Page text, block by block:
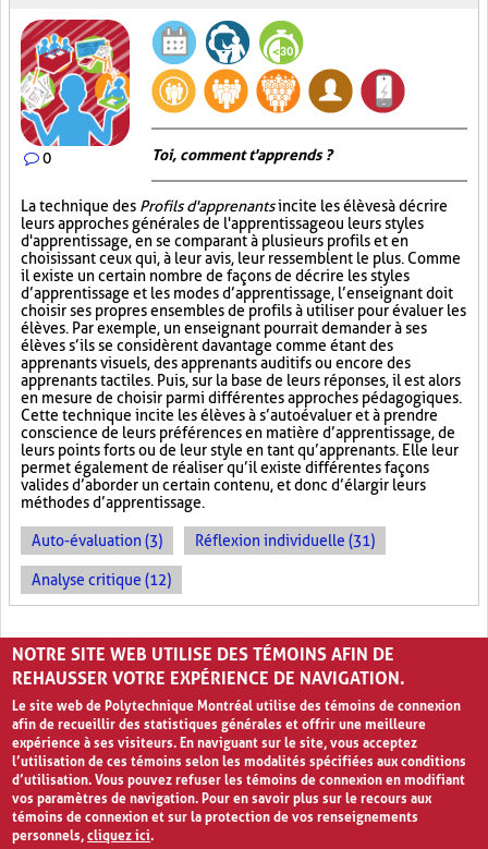
0 Toi, comment t'apprends ?
La technique des Profils d'apprenantsincite les élèves à décrire
leurs approches générales de l'apprentissage ou leurs styles
d'apprentissage, en se comparant à plusieurs profils et en
choisissant ceux qui, à leur avis, leur ressemblent le plus. Comme
il existe un certain nombre de façons de décrire les styles
d’apprentissage et les modes d’apprentissage, l’enseignant doit
choisir ses propres ensembles de profils à utiliser pour évaluer les
élèves. Par exemple, un enseignant pourrait demander à ses
élèves s’ils se considèrent davantage comme étant des
apprenants visuels, des apprenants auditifs ou encore des
apprenants tactiles. Puis, sur la base de leurs réponses, il est alors
en mesure de choisir parmi différentes approches pédagogiques.
Cette technique incite les élèves à s’autoévaluer et à prendre
conscience de leurs préférences en matière d’apprentissage, de
leurs points forts ou de leur style en tant qu’apprenants. Elle leur
permet également de réaliser qu’il existe différentes façons
valides d’aborder un certain contenu, et donc d’élargir leurs
méthodes d’apprentissage.
Auto-évaluation (3) Réflexion individuelle (31)
Analyse critique (12)
PAGES
« ‹ 1 2 3
NOTRE SITE WEB UTILISE DES TÉMOINS AFIN DE
REHAUSSER VOTRE EXPÉRIENCE DE NAVIGATION.
Le site web de Polytechnique Montréal utilise des témoins de connexion
afin de recueillir des statistiques générales et offrir une meilleure
expérience à ses visiteurs. En naviguant sur le site, vous acceptez
l’utilisation de ces témoins selon les modalités spécifiées aux conditions
d’utilisation. Vous pouvez refuser les témoins de connexion en modifiant
vos paramètres de navigation. Pour en savoir plus sur le recours aux
témoins de connexion et sur la protection de vos renseignements
personnels,cliquez ici.